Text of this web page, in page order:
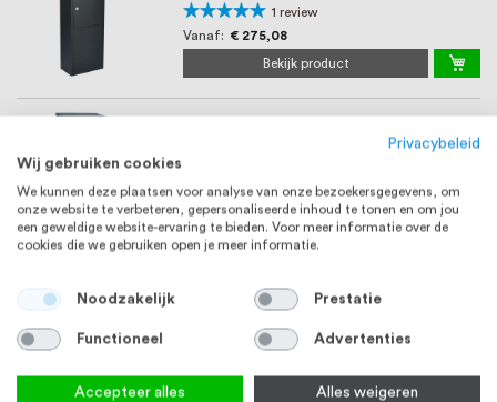
Waardering:
100%
1 review
Vanaf
€ 275,08
Bekijk product
Vanaf € 275,08
Bekijk product
Brievenbus antraciet rechthoek
3-6 werkdagen
Bekijk product
Privacybeleid
Wij gebruiken cookies
We kunnen deze plaatsen voor analyse van onze bezoekersgegevens, om
onze website te verbeteren, gepersonaliseerde inhoud te tonen en om jou
een geweldige website-ervaring te bieden. Voor meer informatie over de
cookies die we gebruiken open je meer informatie.
Noodzakelijk Prestatie
Functioneel Advertenties
Accepteer alles Alles weigeren